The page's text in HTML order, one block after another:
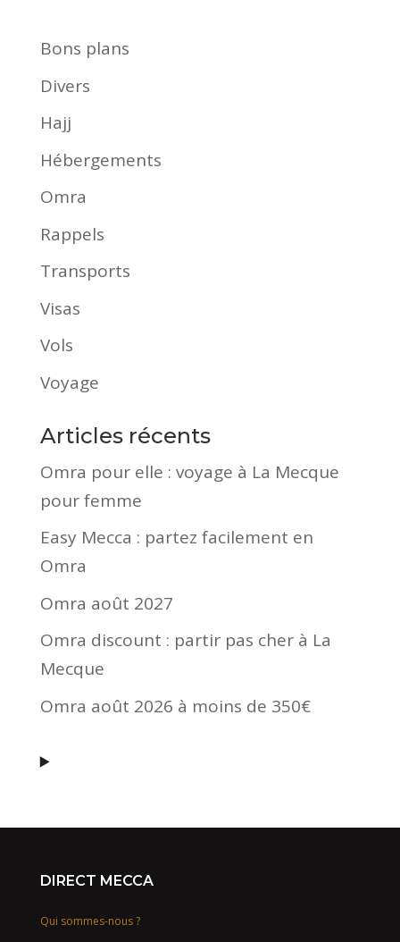
Bons plans
Divers
Hajj
Hébergements
Omra
Rappels
Transports
Visas
Vols
Voyage
Articles récents
Omra pour elle : voyage à La Mecque
pour femme
Easy Mecca : partez facilement en
Omra
Omra août 2027
Omra discount : partir pas cher à La
Mecque
Omra août 2026 à moins de 350€
DIRECT MECCA
Qui sommes-nous ?